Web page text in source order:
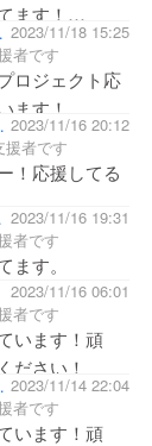
ます！
村田さん！
2023/11/18 15:25
者です
ロジェクト応
ます！
ください
2023/11/16 20:12
援者です
！応援してる
2023/11/16 19:31
者です
ます。
2023/11/16 06:01
者です
います！頑
ださい！
2023/11/14 22:04
者です
います！頑